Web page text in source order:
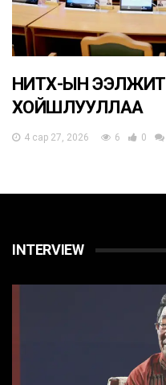
НИТХ-ЫН
ХОЙШЛУУЛЛАА
4 сар 27, 2026 6 0
INTERVIEW